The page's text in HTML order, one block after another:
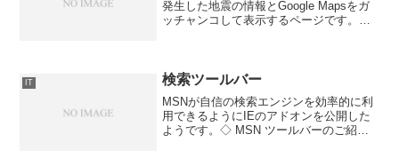
発生した地震の情報とGoogle Mapsをガ
ッチャンコして表示するページです。日
IT 検索ツールバー
MSNが自信の検索エンジンを効率的に利
用できるようにIEのアドオンを公開した
ようです。◇ MSN ツールバーのご紹介 -